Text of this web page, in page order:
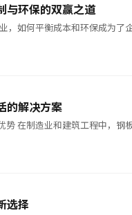
与环保的双赢之道
，如何平衡成本和环保成为
的解决方案
势 在制造业和建筑工程中，
选择